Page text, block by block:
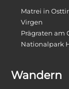
Matrei in
Virgen
Prägraten am
Nationalpark
Wandern